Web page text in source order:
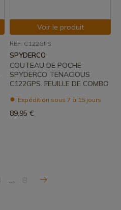
Voir le produit
REF: C122GPS
SPYDERCO
COUTEAU DE POCHE
SPYDERCO TENACIOUS
C122GPS. FEUILLE DE COMBO
Expédition sous 7 à 15 jours
89,95 €
… 8